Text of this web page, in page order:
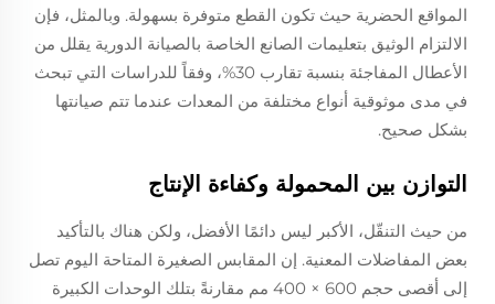
المواقع الحضرية حيث تكون القطع متوفرة بسهولة. وبالمثل، فإن
الالتزام الوثيق بتعليمات الصانع الخاصة بالصيانة الدورية يقلل من
الأعطال المفاجئة بنسبة تقارب 30%، وفقاً للدراسات التي تبحث
في مدى موثوقية أنواع مختلفة من المعدات عندما تتم صيانتها
بشكل صحيح.
التوازن بين المحمولة وكفاءة الإنتاج
من حيث التنقّل، الأكبر ليس دائمًا الأفضل، ولكن هناك بالتأكيد
بعض المفاضلات المعنية. إن المقابس الصغيرة المتاحة اليوم تصل
إلى أقصى حجم 600 × 400 مم مقارنةً بتلك الوحدات الكبيرة